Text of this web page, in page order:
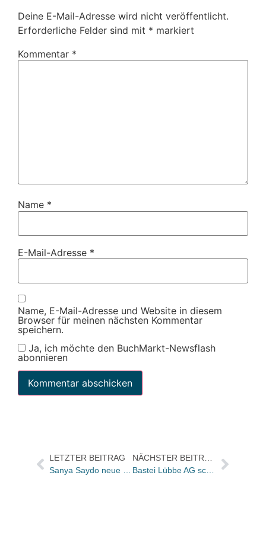
Deine E-Mail-Adresse wird nicht veröffentlicht.
Erforderliche Felder sind mit * markiert
Kommentar *
Name *
E-Mail-Adresse *
Name, E-Mail-Adresse und Website in diesem
Browser für meinen nächsten Kommentar
speichern.
Ja, ich möchte den BuchMarkt-Newsflash
abonnieren
LETZTER BEITRAG